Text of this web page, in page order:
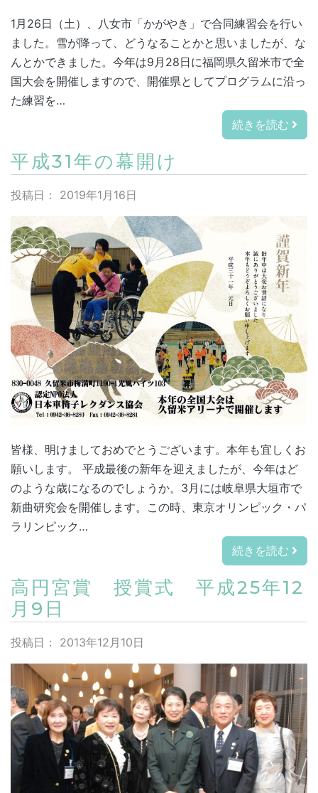
1月26日（土）、八女市「かがやき」で合同練習会を行い
ました。雪が降って、どうなることかと思いましたが、な
んとかできました。今年は9月28日に福岡県久留米市で全
国大会を開催しますので、開催県としてプログラムに沿っ
た練習を…
続きを読む
平成31年の幕開け
投稿日： 2019年1月16日
皆様、明けましておめでとうございます。本年も宜しくお
願いします。 平成最後の新年を迎えましたが、今年はど
のような歳になるのでしょうか。3月には岐阜県大垣市で
新曲研究会を開催します。この時、東京オリンピック・パ
ラリンピック…
続きを読む
高円宮賞 授賞式 平成25年12
月9日
投稿日： 2013年12月10日